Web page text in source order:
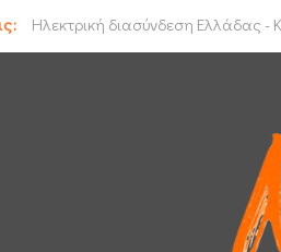
Ηλεκτρική διασύνδεση Ελλάδας -
ΕΕ: Αλληλεγγύη στην Ισπανία και